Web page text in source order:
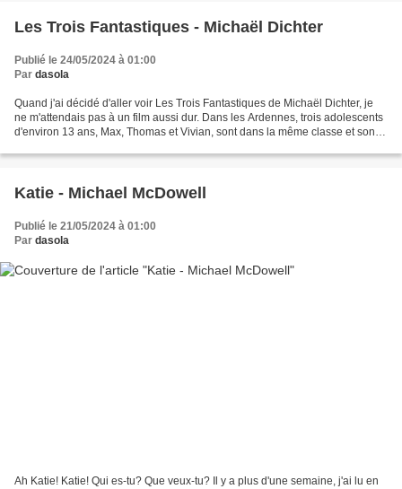
Les Trois Fantastiques - Michaël Dichter
Publié le 24/05/2024 à 01:00
Par dasola
Quand j'ai décidé d'aller voir Les Trois Fantastiques de Michaël Dichter, je
ne m'attendais pas à un film aussi dur. Dans les Ardennes, trois adolescents
d'environ 13 ans, Max, Thomas et Vivian, sont dans la même classe et sont
Katie - Michael McDowell
Publié le 21/05/2024 à 01:00
Par dasola
Ah Katie! Katie! Qui es-tu? Que veux-tu? Il y a plus d'une semaine, j'ai lu en